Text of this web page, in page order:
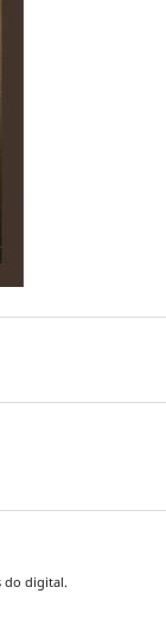
do digital.